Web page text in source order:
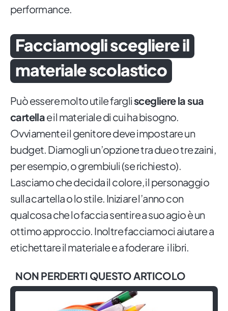
performance.
Facciamogli scegliere il
materiale scolastico
Può essere molto utile fargliscegliere la sua
cartellae il materiale di cui ha bisogno.
Ovviamente il genitore deve impostare un
budget. Diamogli un’opzione tra due o tre zaini,
per esempio, o grembiuli (se richiesto).
Lasciamo che decida il colore, il personaggio
sulla cartella o lo stile. Iniziare l’anno con
qualcosa che lo faccia sentire a suo agio è un
ottimo approccio. Inoltre facciamoci aiutare a
etichettare il materiale e a foderare i libri.
NON PERDERTI QUESTO ARTICOLO